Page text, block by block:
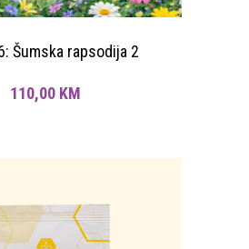
Šumska rapsodija 2
110,00 KM